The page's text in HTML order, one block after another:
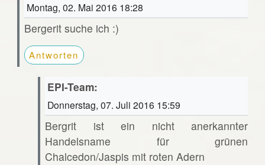
Montag, 02. Mai 2016 18:28
Bergerit suche ich :)
Antworten
EPI-Team:
Donnerstag, 07. Juli 2016 15:59
Bergrit ist ein nicht anerkannter
Handelsname für grünen
Chalcedon/Jaspis mit roten Adern